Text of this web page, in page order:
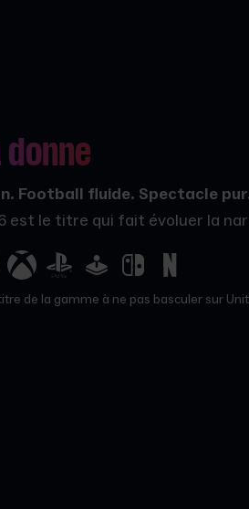
donne
Football fluide. Spectacle
est le titre qui fait évoluer la
de la gamme à ne pas basculer sur